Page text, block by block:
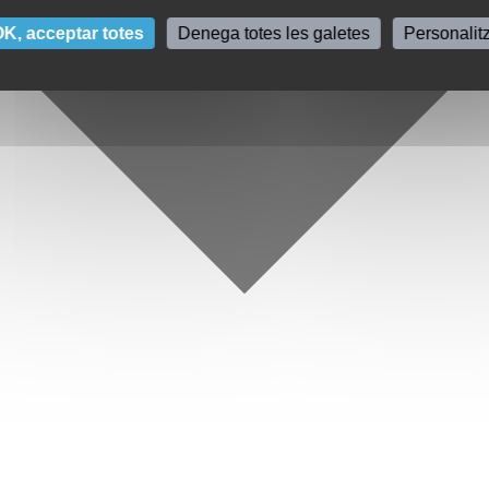
acceptar totes Denega totes les galetes